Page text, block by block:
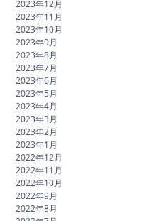
2023年12月
2023年11月
2023年10月
2023年9月
2023年8月
2023年7月
2023年6月
2023年5月
2023年4月
2023年3月
2023年2月
2023年1月
2022年12月
2022年11月
2022年10月
2022年9月
2022年8月